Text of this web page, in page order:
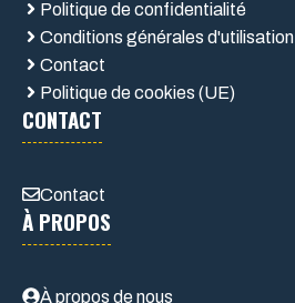
Politique de confidentialité
Conditions générales d'utilisation
Contact
Politique de cookies (UE)
CONTACT
Contact
À PROPOS
À propos de nous